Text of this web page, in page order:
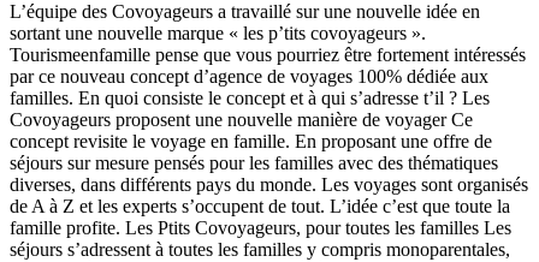
L’équipe des Covoyageurs a travaillé sur une nouvelle idée en
sortant une nouvelle marque « les p’tits covoyageurs ».
Tourismeenfamille pense que vous pourriez être fortement intéressés
par ce nouveau concept d’agence de voyages 100% dédiée aux
familles. En quoi consiste le concept et à qui s’adresse t’il ? Les
Covoyageurs proposent une nouvelle manière de voyager Ce
concept revisite le voyage en famille. En proposant une offre de
séjours sur mesure pensés pour les familles avec des thématiques
diverses, dans différents pays du monde. Les voyages sont organisés
de A à Z et les experts s’occupent de tout. L’idée c’est que toute la
famille profite. Les Ptits Covoyageurs, pour toutes les familles Les
séjours s’adressent à toutes les familles y compris monoparentales,